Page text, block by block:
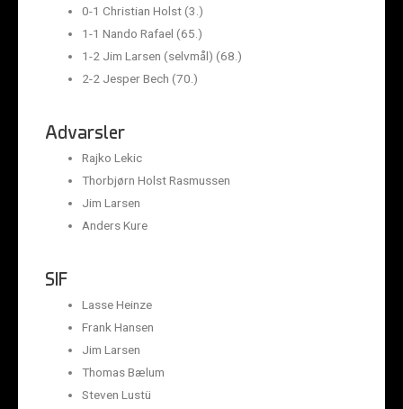
0-1 Christian Holst (3.)
1-1 Nando Rafael (65.)
1-2 Jim Larsen (selvmål) (68.)
2-2 Jesper Bech (70.)
Advarsler
Rajko Lekic
Thorbjørn Holst Rasmussen
Jim Larsen
Anders Kure
SIF
Lasse Heinze
Frank Hansen
Jim Larsen
Thomas Bælum
Steven Lustü